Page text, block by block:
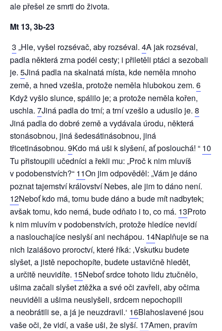
ale přešel ze smrti do života.
Mt 13, 3b-23
3 „Hle, vyšel rozsévač, aby rozséval. 4A jak rozséval,
padla některá zrna podél cesty; i přiletěli ptáci a sezobali
je. 5Jiná padla na skalnatá místa, kde neměla mnoho
země, a hned vzešla, protože neměla hlubokou zem. 6
Když vyšlo slunce, spálilo je; a protože neměla kořen,
uschla. 7Jiná padla do trní; a trní vzešlo a udusilo je. 8
Jiná padla do dobré země a vydávala úrodu, některá
stonásobnou, jiná šedesátinásobnou, jiná
třicetinásobnou. 9Kdo má uši k slyšení, ať poslouchá! “ 10
Tu přistoupili učedníci a řekli mu: „Proč k nim mluvíš
v podobenstvích?“ 11On jim odpověděl: „Vám je dáno
poznat tajemství království Nebes, ale jim to dáno není.
12Neboť kdo má, tomu bude dáno a bude mít nadbytek;
avšak tomu, kdo nemá, bude odňato i to, co má. 13Proto
k nim mluvím v podobenstvích, protože hledíce nevidí
a naslouchajíce neslyší ani nechápou. 14Naplňuje se na
nich Izaiášovo proroctví, které říká: ‚Vskutku budete
slyšet, a jistě nepochopíte, budete ustavičně hledět,
a určitě neuvidíte. 15Neboť srdce tohoto lidu ztučnělo,
ušima začali slyšet ztěžka a své oči zavřeli, aby očima
neuviděli a ušima neuslyšeli, srdcem nepochopili
a neobrátili se, a já je neuzdravil.‘ 16Blahoslavené jsou
vaše oči, že vidí, a vaše uši, že slyší. 17Amen, pravím